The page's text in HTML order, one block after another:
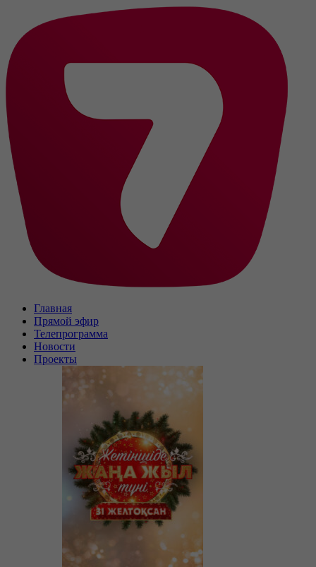
Главная
Прямой эфир
Телепрограмма
Новости
Проекты